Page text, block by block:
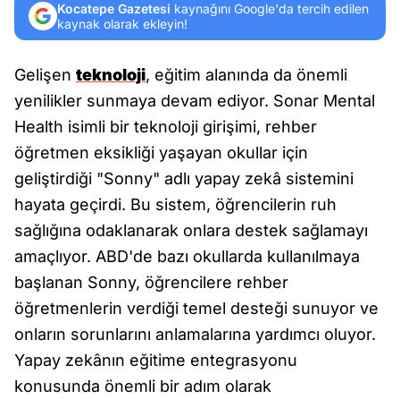
Kocatepe Gazetesi kaynağını Google'da tercih edilen
kaynak olarak ekleyin!
Gelişen teknoloji, eğitim alanında da önemli
yenilikler sunmaya devam ediyor. Sonar Mental
Health isimli bir teknoloji girişimi, rehber
öğretmen eksikliği yaşayan okullar için
geliştirdiği "Sonny" adlı yapay zekâ sistemini
hayata geçirdi. Bu sistem, öğrencilerin ruh
sağlığına odaklanarak onlara destek sağlamayı
amaçlıyor. ABD'de bazı okullarda kullanılmaya
başlanan Sonny, öğrencilere rehber
öğretmenlerin verdiği temel desteği sunuyor ve
onların sorunlarını anlamalarına yardımcı oluyor.
Yapay zekânın eğitime entegrasyonu
konusunda önemli bir adım olarak